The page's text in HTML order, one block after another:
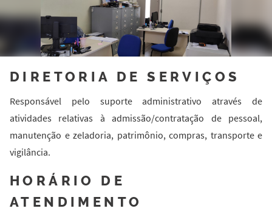
DIRETORIA DE SERVIÇOS
Responsável pelo suporte administrativo através de
atividades relativas à admissão/contratação de pessoal,
manutenção e zeladoria, patrimônio, compras, transporte e
vigilância.
HORÁRIO DE
ATENDIMENTO